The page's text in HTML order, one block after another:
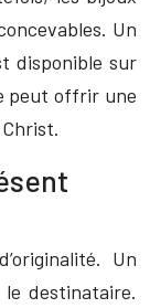
Un
disponible sur
peut offrir une
Un
destinataire.